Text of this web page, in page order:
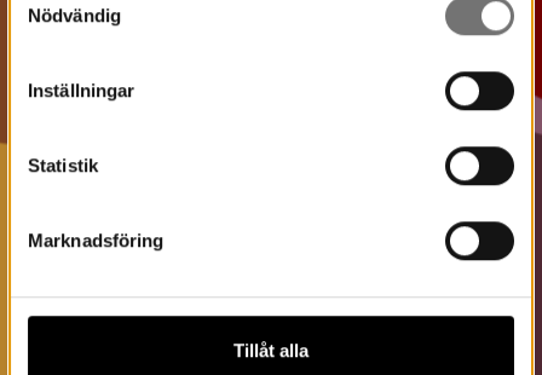
Nödvändig
Inställningar
Statistik
Marknadsföring
Tillåt alla